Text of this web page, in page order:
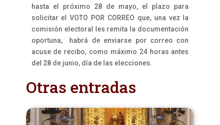
hasta el próximo 28 de mayo, el plazo para
solicitar el VOTO POR CORREO que, una vez la
comisión electoral les remita la documentación
oportuna, habrá de enviarse por correo con
acuse de recibo, como máximo 24 horas antes
del 28 de junio, día de las elecciones.
Otras entradas